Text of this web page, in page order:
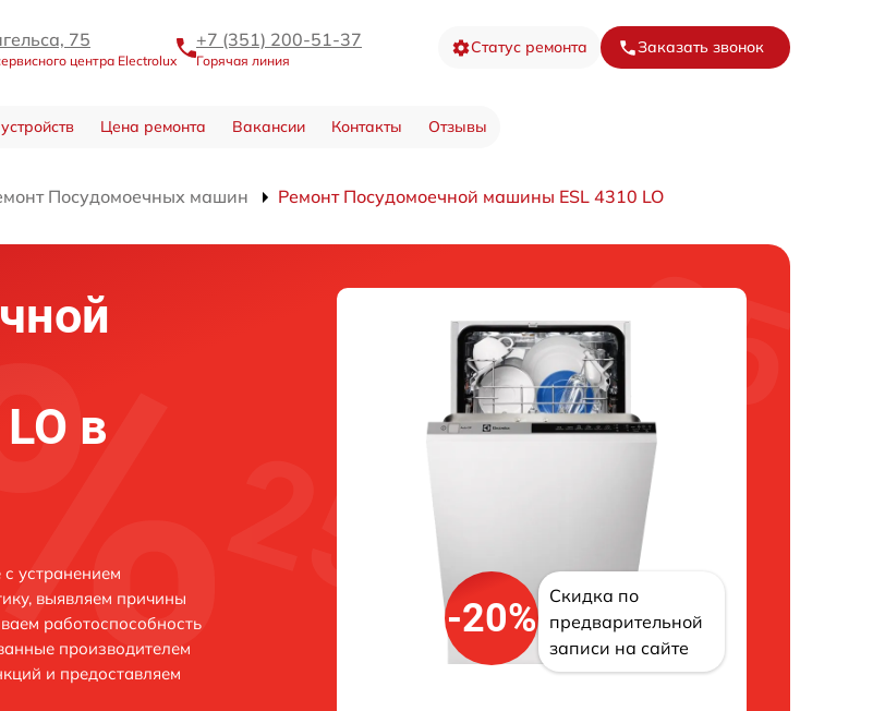
75
центра Electrolux
+7 (351) 200-51-37
Горячая линия
Статус ремонта Заказать звонок
Цена ремонта Вакансии Контакты Отзывы
Посудомоечных машин Ремонт Посудомоечной машины ESL 4310 LO
в
устранением
выявляем причины
работоспособность
производителем
и предоставляем
-20%
Скидка по
предварительной
записи на сайте